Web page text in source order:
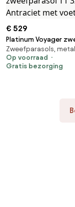
€ 529
Platinum Voyager
T1 3x2 m. - Antraciet
en hoes
Zweefparasols,
Op voorraad
Gratis bezorging